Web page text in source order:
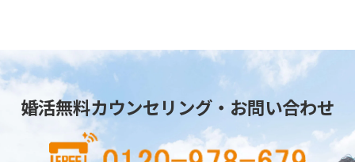
婚活無料カウンセリング・お問い合わせ